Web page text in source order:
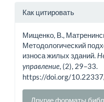
Информация
Как цитировать
Мищенко, В.,
Методологический
износа жилых зданий.
управление, (2), 29–33.
https://doi.org/
Другие форматы